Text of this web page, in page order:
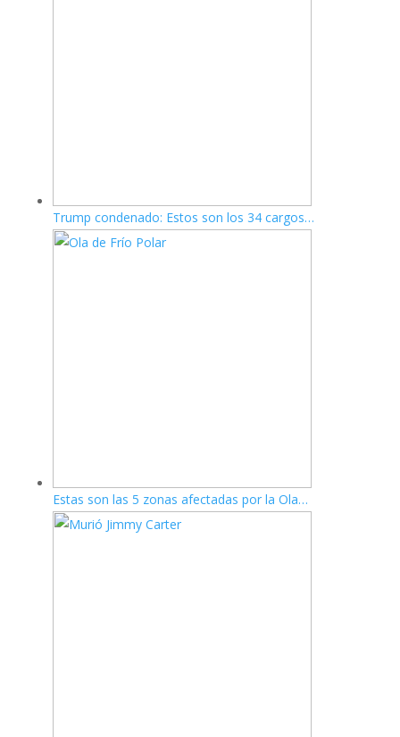
Trump condenado: Estos son los 34 cargos…
Estas son las 5 zonas afectadas por la Ola…